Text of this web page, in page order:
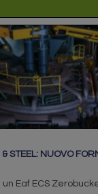
STEEL: NUOVO
Eaf ECS